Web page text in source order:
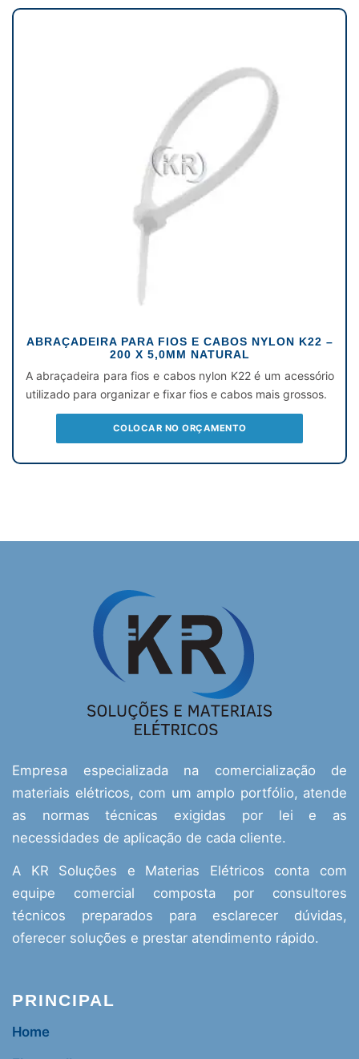
ABRAÇADEIRA PARA FIOS E CABOS NYLON K22 –
200 X 5,0MM NATURAL
A abraçadeira para fios e cabos nylon K22 é um acessório
utilizado para organizar e fixar fios e cabos mais grossos.
COLOCAR NO ORÇAMENTO
Empresa especializada na comercialização de
materiais elétricos, com um amplo portfólio, atende
as normas técnicas exigidas por lei e as
necessidades de aplicação de cada cliente.
A KR Soluções e Materias Elétricos conta com
equipe comercial composta por consultores
técnicos preparados para esclarecer dúvidas,
oferecer soluções e prestar atendimento rápido.
PRINCIPAL
Home